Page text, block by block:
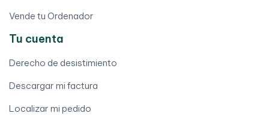
Vende tu Ordenador
Tu cuenta
Derecho de desistimiento
Descargar mi factura
Localizar mi pedido